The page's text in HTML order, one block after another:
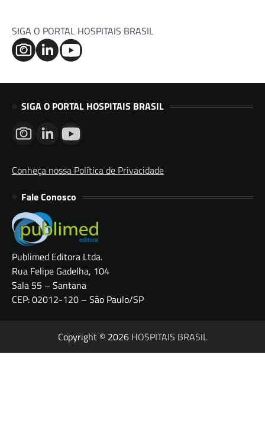
SIGA O PORTAL HOSPITAIS BRASIL
SIGA O PORTAL HOSPITAIS BRASIL
Conheça nossa Política de Privacidade
Fale Conosco
Publimed Editora Ltda.
Rua Felipe Gadelha, 104
Sala 55 – Santana
CEP: 02012-120 – São Paulo/SP
Copyright © 2026 HOSPITAIS BRASIL